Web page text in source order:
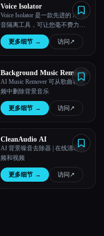
Voice Isolator
Voice Isolator 是一款先进的 AI 语
音隔离工具，可让您毫不费力地
去除背景噪音，并从任何音频文
件中提取干净的人声。
更多细节 → 访问 ↗︎
Background Music Remover
AI Music Remover 可从歌曲和视
频中删除背景音乐
更多细节 → 访问 ↗︎
CleanAudio AI
AI 背景噪音去除器 | 在线清理音
频和视频
更多细节 → 访问 ↗︎